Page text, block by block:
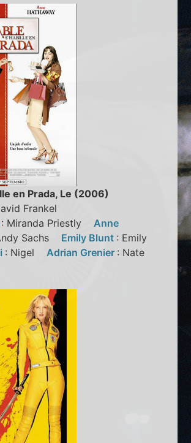
en Prada, Le (2006)
Frankel
: Miranda PriestlyAnne
Sachs Emily Blunt : Emily
: NigelAdrian Grenier : Nate